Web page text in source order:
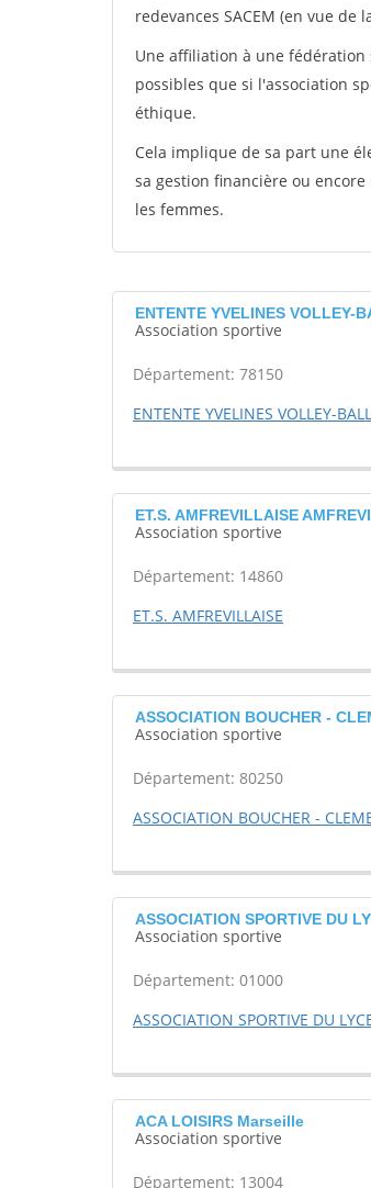
redevances SACEM (en vue
Une affiliation à une
possibles que si l'association
éthique.
Cela implique de sa part une
sa gestion financière ou
les femmes.
ENTENTE YVELINES VOLLEY-
Association sportive
Département: 78150
ENTENTE YVELINES VOLLEY-
ET.S. AMFREVILLAISE
Association sportive
Département: 14860
ET.S. AMFREVILLAISE
ASSOCIATION BOUCHER -
Association sportive
Département: 80250
ASSOCIATION BOUCHER -
ASSOCIATION SPORTIVE DU
Association sportive
Département: 01000
ASSOCIATION SPORTIVE DU
ACA LOISIRS Marseille
Association sportive
Département: 13004